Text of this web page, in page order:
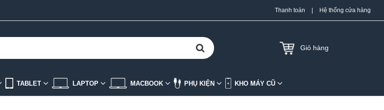
Thanh toán Hệ thống cửa hàng
Giỏ hàng
TABLET LAPTOP MACBOOK PHỤ KIỆN KHO MÁY CŨ